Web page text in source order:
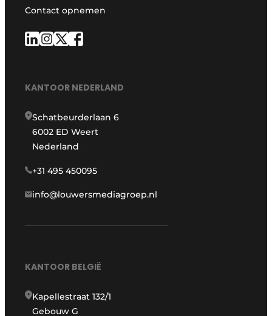
Contact opnemen
KANTOOR NEDERLAND
Schatbeurderlaan 6
6002 ED Weert
Nederland
+31 495 450095
info@louwersmediagroep.nl
KANTOOR BELGIË
Kapellestraat 132/1
Gebouw G